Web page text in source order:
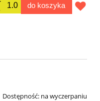
do koszyka
Dostępność: na wyczerpaniu